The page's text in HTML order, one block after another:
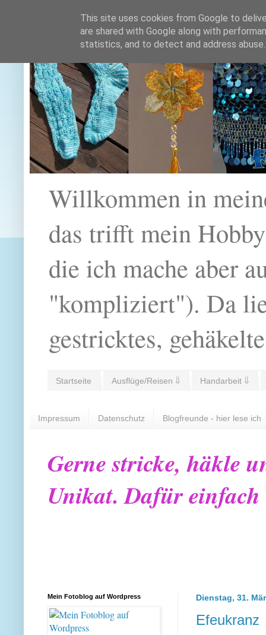
Willkommen in
das trifft mein
die ich mache aber
"kompliziert"). Da
gestricktes,
Startseite Ausflüge/Reisen ⇓ Handarbeit ⇓
Impressum Datenschutz Blogfreunde - hier lese ich
Gerne stricke, häkle
Unikat. Dafür
Dienstag, 31.
Efeukranz
Mein Fotoblog auf Wordpress
This site uses cookies from Google to
are shared with Google along with
statistics, and to detect and address abuse.